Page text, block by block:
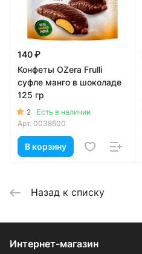
140 ₽
Конфеты OZera Frulli
суфле манго в шоколаде
125 гр
2
Есть в наличии
Арт. 0038600
В корзину
Назад к списку
Интернет-магазин